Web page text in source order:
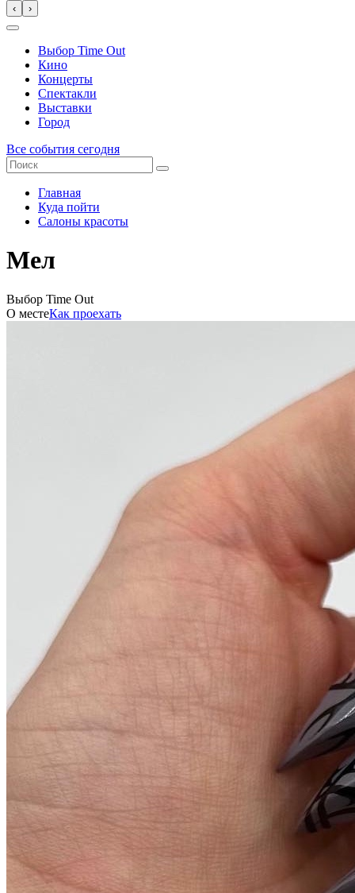
‹ ›
Выбор Time Out
Кино
Концерты
Спектакли
Выставки
Город
Все события сегодня
Главная
Куда пойти
Салоны красоты
Мел
Выбор Time Out
О местеКак проехать